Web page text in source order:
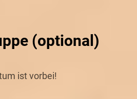
(optional)
ist vorbei!